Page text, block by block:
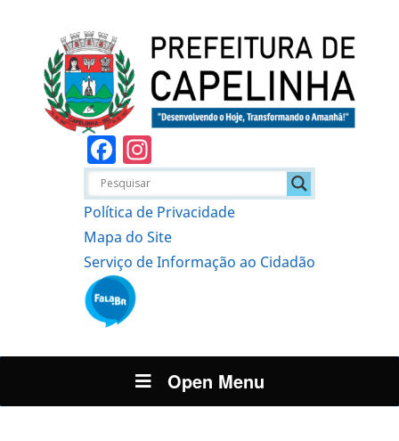
Facebook
Política de Privacidade
Mapa do Site
Serviço de Informação ao Cidadão
Open Menu